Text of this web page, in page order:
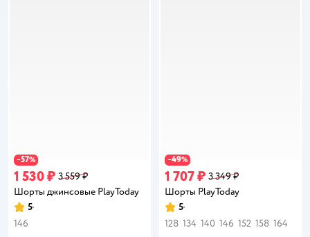
−57%
1 530 ₽ 3 559 ₽
Шорты джинсовые PlayToday
Рейтинг:
5
146
−49%
1 707 ₽ 3 349 ₽
Шорты PlayToday
Рейтинг:
5
128 134 140 146 152 158 164